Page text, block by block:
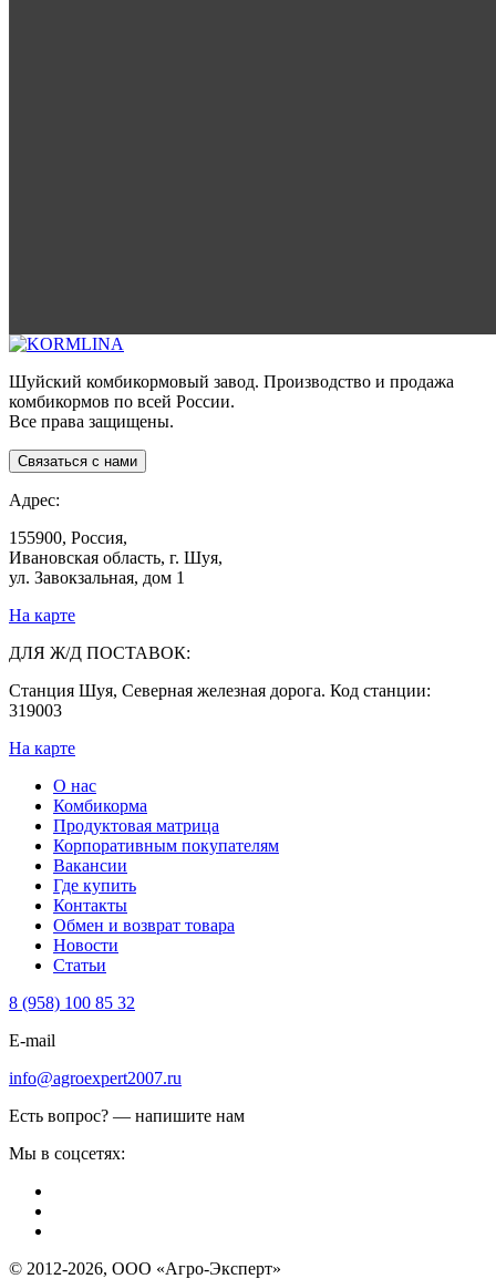
Шуйский комбикормовый завод. Производство и продажа
комбикормов по всей России.
Все права защищены.
Связаться с нами
Адрес:
155900, Россия,
Ивановская область, г. Шуя,
ул. Завокзальная, дом 1
На карте
ДЛЯ Ж/Д ПОСТАВОК:
Станция Шуя, Северная железная дорога. Код станции:
319003
На карте
О нас
Комбикорма
Продуктовая матрица
Корпоративным покупателям
Вакансии
Где купить
Контакты
Обмен и возврат товара
Новости
Статьи
8 (958) 100 85 32
E-mail
info@agroexpert2007.ru
Есть вопрос? — напишите нам
Мы в соцсетях:
© 2012-2026, ООО «Агро-Эксперт»